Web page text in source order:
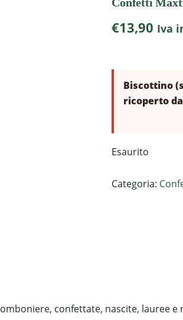
€13,90 Iva
Biscottino
ricoperto
Esaurito
Categoria:
confettate, nascite, lauree e